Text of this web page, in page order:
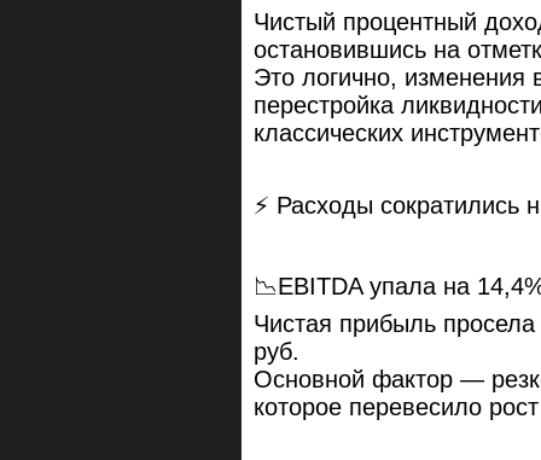
Чистый процентный
остановившись на
Это логично, изменения
перестройка
классических
⚡ Расходы
📉EBITDA упала на
Чистая прибыль
руб.
Основной фактор —
которое перевесило